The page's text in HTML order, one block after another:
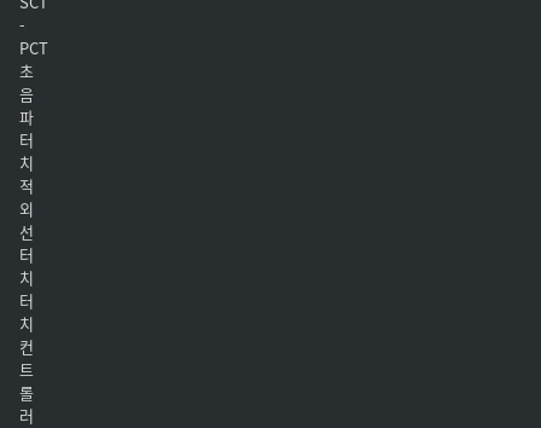
-
PCT
초
음
파
터
치
적
외
선
터
치
터
치
컨
트
롤
러